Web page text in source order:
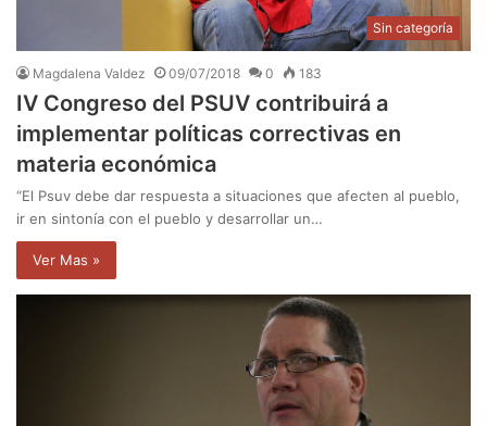
Sin categoría
Magdalena Valdez 09/07/2018 0 183
IV Congreso del PSUV contribuirá a
implementar políticas correctivas en
materia económica
“El Psuv debe dar respuesta a situaciones que afecten al pueblo,
ir en sintonía con el pueblo y desarrollar un…
Ver Mas »